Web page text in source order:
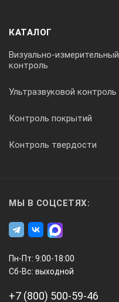
КАТАЛОГ
Визуально-измерительный
контроль
Ультразвуковой контроль
Контроль покрытий
Контроль твердости
МЫ В СОЦСЕТЯХ:
Пн-Пт: 9:00-18:00
Сб-Вс: выходной
+7 (800) 500-59-46